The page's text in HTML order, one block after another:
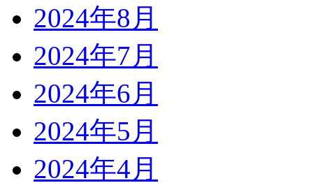
2024年8月
2024年7月
2024年6月
2024年5月
2024年4月